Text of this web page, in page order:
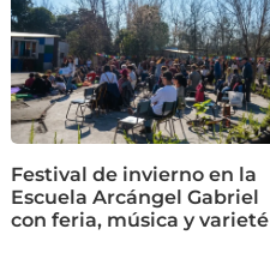
Festival de invierno en la
Escuela Arcángel Gabriel
con feria, música y varieté